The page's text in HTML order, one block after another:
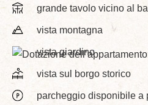
grande tavolo vicino al
vista montagna
vista giardino
vista sul borgo storico
parcheggio disponibile a